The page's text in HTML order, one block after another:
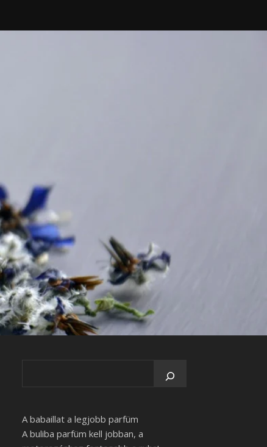
A babaillat a legjobb parfüm
A buliba parfüm kell jobban, a